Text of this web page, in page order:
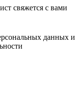
свяжется с вами
данных и